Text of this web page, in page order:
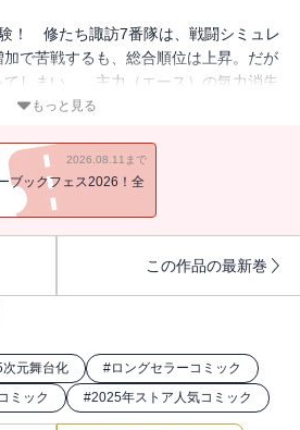
！ 修たち諏訪7番隊は、戦闘シミュレ
で苦戦するも、総合順位は上昇。だが
しまい…。主力（エース）の気力消失
もっと見る
2026.08.11まで
ブックフェス2026！全
この作品の最新巻
次元舞台化 #ロングセラーコミック
ミック #2025年ストア人気コミック